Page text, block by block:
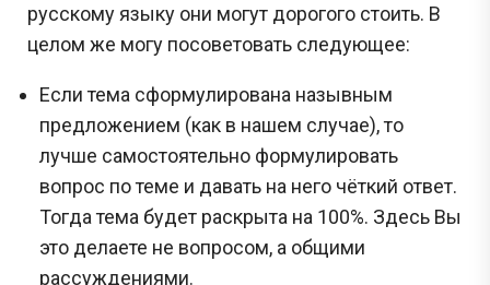
русскому языку они могут дорогого стоить. В
целом же могу посоветовать следующее:
Если тема сформулирована назывным
предложением (как в нашем случае), то
лучше самостоятельно формулировать
вопрос по теме и давать на него чёткий ответ.
Тогда тема будет раскрыта на 100%. Здесь Вы
это делаете не вопросом, а общими
рассуждениями.